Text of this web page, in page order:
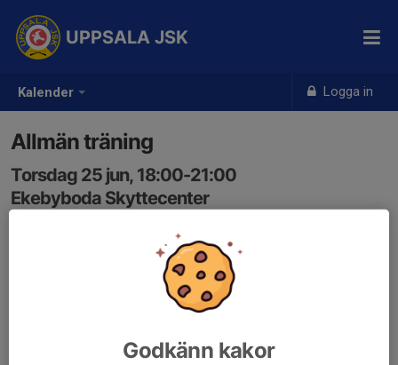
Kalender Logga in
UPPSALA JSK
Allmän träning
Torsdag 25 jun, 18:00-21:00
Ekebyboda Skyttecenter
Godkänn kakor